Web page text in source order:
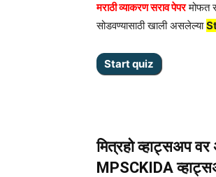
मराठी व्याकरण सराव पेपरमोफत
सोडवण्यासाठी खाली असलेल्या
मित्रहो व्हाट्सअप
MPSCKIDA